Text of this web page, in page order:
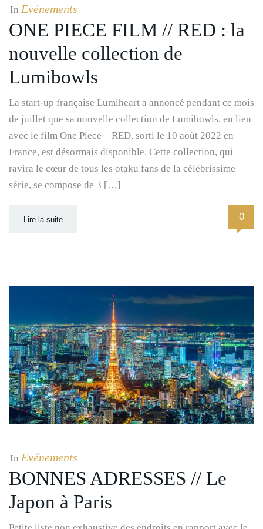
In Evénements
ONE PIECE FILM // RED : la
nouvelle collection de
Lumibowls
La start-up française Lumiheart a annoncé pendant ce mois
de juillet que sa nouvelle collection de Lumibowls, en lien
avec le film One Piece – RED, sorti le 10 août 2022 en
France, est désormais disponible. Cette collection, qui
ravira le cœur de tous les otaku fans de la célébrissime
série, se compose de 3 […]
Lire la suite 0
In Evénements
BONNES ADRESSES // Le
Japon à Paris